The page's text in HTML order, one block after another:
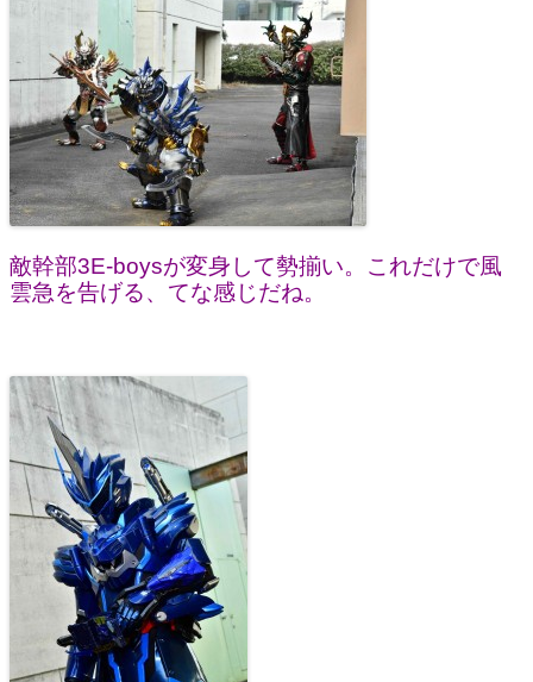
敵幹部3E-boysが変身して勢揃い。これだけで風
雲急を告げる、てな感じだね。